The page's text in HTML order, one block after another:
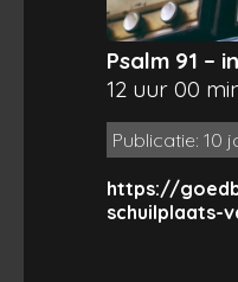
Psalm 91 –
12 uur 00
Publicatie: 10
https://
schuilplaats-